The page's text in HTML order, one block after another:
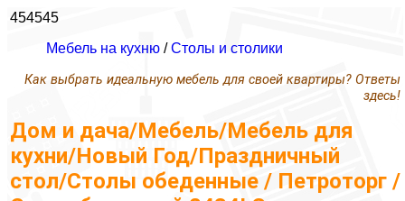
454545
Мебель на кухню /Столы и столики
Как выбрать идеальную мебель для своей квартиры? Ответы
здесь!
Дом и дача/Мебель/Мебель для
кухни/Новый Год/Праздничный
стол/Столы обеденные / Петроторг /